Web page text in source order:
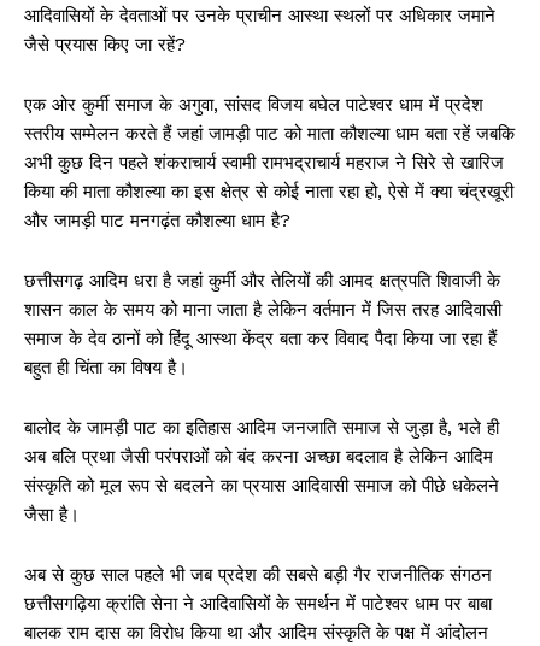
आदिवासियों के देवताओं पर उनके प्राचीन आस्था स्थलों पर अधिकार जमाने
जैसे प्रयास किए जा रहें?
एक ओर कुर्मी समाज के अगुवा, सांसद विजय बघेल पाटेश्वर धाम में प्रदेश
स्तरीय सम्मेलन करते हैं जहां जामड़ी पाट को माता कौशल्या धाम बता रहें जबकि
अभी कुछ दिन पहले शंकराचार्य स्वामी रामभद्राचार्य महराज ने सिरे से खारिज
किया की माता कौशल्या का इस क्षेत्र से कोई नाता रहा हो, ऐसे में क्या चंद्रखूरी
और जामड़ी पाट मनगढ़ंत कौशल्या धाम है?
छत्तीसगढ़ आदिम धरा है जहां कुर्मी और तेलियों की आमद क्षत्रपति शिवाजी के
शासन काल के समय को माना जाता है लेकिन वर्तमान में जिस तरह आदिवासी
समाज के देव ठानों को हिंदू आस्था केंद्र बता कर विवाद पैदा किया जा रहा हैं
बहुत ही चिंता का विषय है।
बालोद के जामड़ी पाट का इतिहास आदिम जनजाति समाज से जुड़ा है, भले ही
अब बलि प्रथा जैसी परंपराओं को बंद करना अच्छा बदलाव है लेकिन आदिम
संस्कृति को मूल रूप से बदलने का प्रयास आदिवासी समाज को पीछे धकेलने
जैसा है।
अब से कुछ साल पहले भी जब प्रदेश की सबसे बड़ी गैर राजनीतिक संगठन
छत्तीसगढ़िया क्रांति सेना ने आदिवासियों के समर्थन में पाटेश्वर धाम पर बाबा
बालक राम दास का विरोध किया था और आदिम संस्कृति के पक्ष में आंदोलन